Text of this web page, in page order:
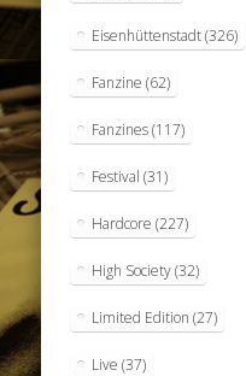
Eisenhüttenstadt(326)
Fanzine (62)
Fanzines(117)
Festival (31)
Hardcore (227)
High Society(32)
Limited Edition (27)
Live (37)